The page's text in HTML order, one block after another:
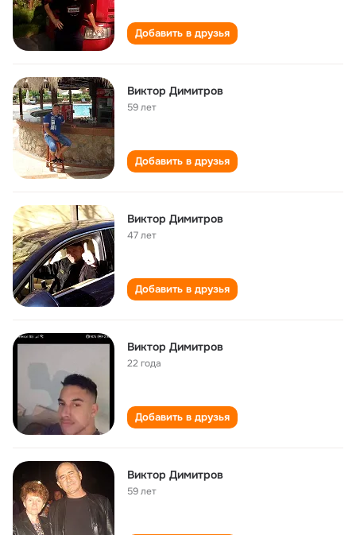
Добавить в друзья
Виктор Димитров
59 лет
Добавить в друзья
Виктор Димитров
47 лет
Добавить в друзья
Виктор Димитров
22 года
Добавить в друзья
Виктор Димитров
59 лет